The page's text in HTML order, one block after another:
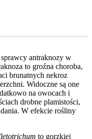
antraknozy w
to groźna choroba,
brunatnych nekroz
Widoczne są one
na owocach i
drobne plamistości,
W efekcie rośliny
to gorzkiej